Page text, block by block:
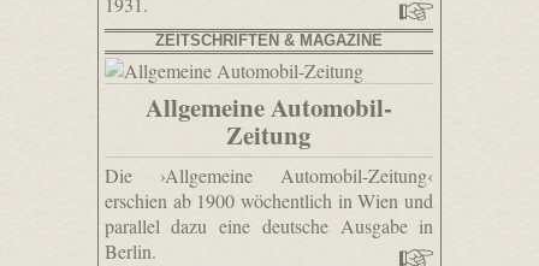
ZEITSCHRIFTEN & MAGAZINE
Allgemeine Automobil-
Zeitung
Die ›Allgemeine Automobil-Zeitung‹
erschien ab 1900 wöchentlich in Wien und
parallel dazu eine deutsche Ausgabe in
Berlin.